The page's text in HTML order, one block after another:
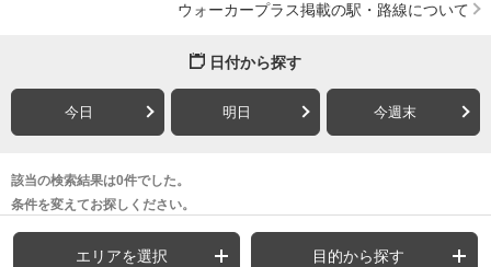
ウォーカープラス掲載の駅・路線について
日付から探す
今日 明日 今週末
該当の検索結果は0件でした。
条件を変えてお探しください。
エリアを選択 目的から探す